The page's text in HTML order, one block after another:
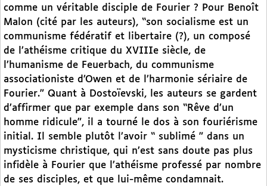
comme un véritable disciple de Fourier ? Pour Benoît
Malon (cité par les auteurs), “son socialisme est un
communisme fédératif et libertaire (?), un composé
de l’athéisme critique du XVIIIe siècle, de
l’humanisme de Feuerbach, du communisme
associationiste d’Owen et de l’harmonie sériaire de
Fourier.” Quant à Dostoïevski, les auteurs se gardent
d’affirmer que par exemple dans son “Rêve d’un
homme ridicule”, il a tourné le dos à son fouriérisme
initial. Il semble plutôt l’avoir “ sublimé ” dans un
mysticisme christique, qui n’est sans doute pas plus
infidèle à Fourier que l’athéisme professé par nombre
de ses disciples, et que lui-même condamnait.